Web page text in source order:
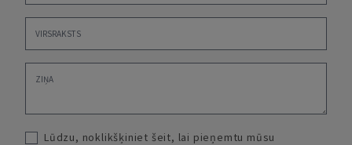
Lūdzu, noklikšķiniet šeit, lai pieņemtu mūsu